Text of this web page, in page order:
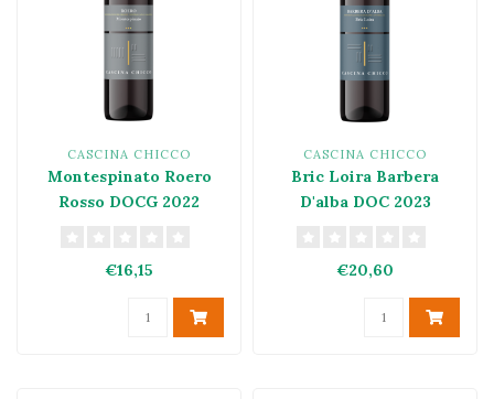
CASCINA CHICCO
Montespinato Roero
Rosso DOCG 2022
€16,15
CASCINA CHICCO
Bric Loira Barbera
D'alba DOC 2023
€20,60